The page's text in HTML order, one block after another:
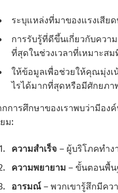
ระบุแหล่งที่มาของแรงเสีย
การรับรู้ที่ดีขึ้นเกี่ยวกับควา
ที่สุดในช่วงเวลาที่เหมาะส
ให้ข้อมูลเพื่อช่วยให้คุณมุ่ง
ไรได้มากที่สุดหรือมีศักยภา
กการศึกษาของเราพบว่ามีอง
ม:
ความสําเร็จ – ผู้บริโภคทําง
ความพยายาม – ขั้นตอนพื้น
อารมณ์ – พวกเขารู้สึกมีค